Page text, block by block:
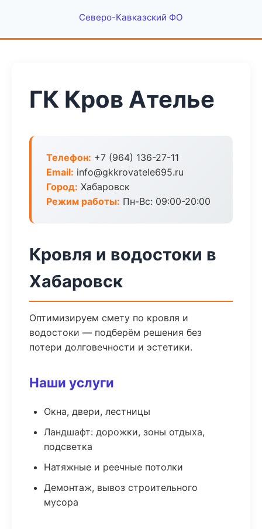
Северо-Кавказский ФО
ГК Кров Ателье
Телефон: +7 (964) 136-27-11
Email: info@gkkrovatele695.ru
Город: Хабаровск
Режим работы: Пн-Вс: 09:00-20:00
Кровля и водостоки в
Хабаровск
Оптимизируем смету по кровля и
водостоки — подберём решения без
потери долговечности и эстетики.
Наши услуги
Окна, двери, лестницы
Ландшафт: дорожки, зоны отдыха,
подсветка
Натяжные и реечные потолки
Демонтаж, вывоз строительного
мусора